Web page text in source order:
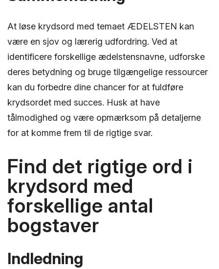
At løse krydsord med temaet ÆDELSTEN kan
være en sjov og lærerig udfordring. Ved at
identificere forskellige ædelstensnavne, udforske
deres betydning og bruge tilgængelige ressourcer
kan du forbedre dine chancer for at fuldføre
krydsordet med succes. Husk at have
tålmodighed og være opmærksom på detaljerne
for at komme frem til de rigtige svar.
Find det rigtige ord i
krydsord med
forskellige antal
bogstaver
Indledning